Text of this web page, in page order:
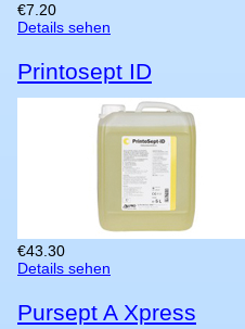
€7.20
Details sehen
Printosept ID
€43.30
Details sehen
Pursept A Xpress